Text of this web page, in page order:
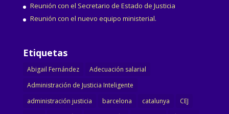
Reunión con el Secretario de Estado de Justicia
Reunión con el nuevo equipo ministerial.
Etiquetas
Abigail Fernández
Adecuación salarial
Administración de Justicia Inteligente
administración justicia
barcelona catalunya
CEJ